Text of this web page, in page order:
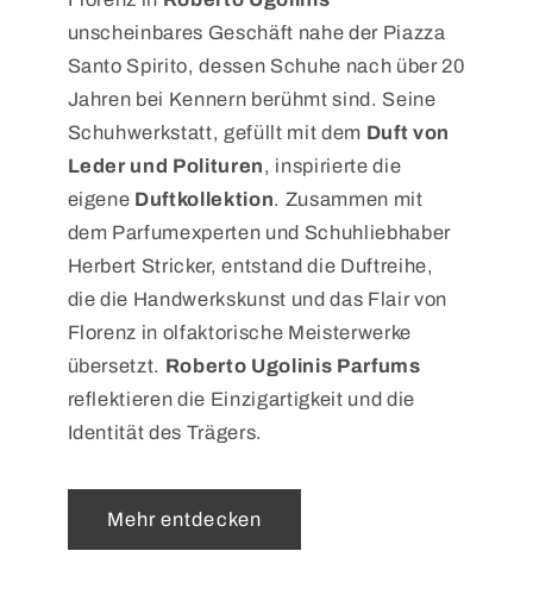
unscheinbares Geschäft nahe der Piazza
Santo Spirito, dessen Schuhe nach über 20
Jahren bei Kennern berühmt sind. Seine
Schuhwerkstatt, gefüllt mit dem Duft von
Leder und Polituren, inspirierte die
eigene Duftkollektion. Zusammen mit
dem Parfumexperten und Schuhliebhaber
Herbert Stricker, entstand die Duftreihe,
die die Handwerkskunst und das Flair von
Florenz in olfaktorische Meisterwerke
übersetzt. Roberto Ugolinis Parfums
reflektieren die Einzigartigkeit und die
Identität des Trägers.
Mehr entdecken